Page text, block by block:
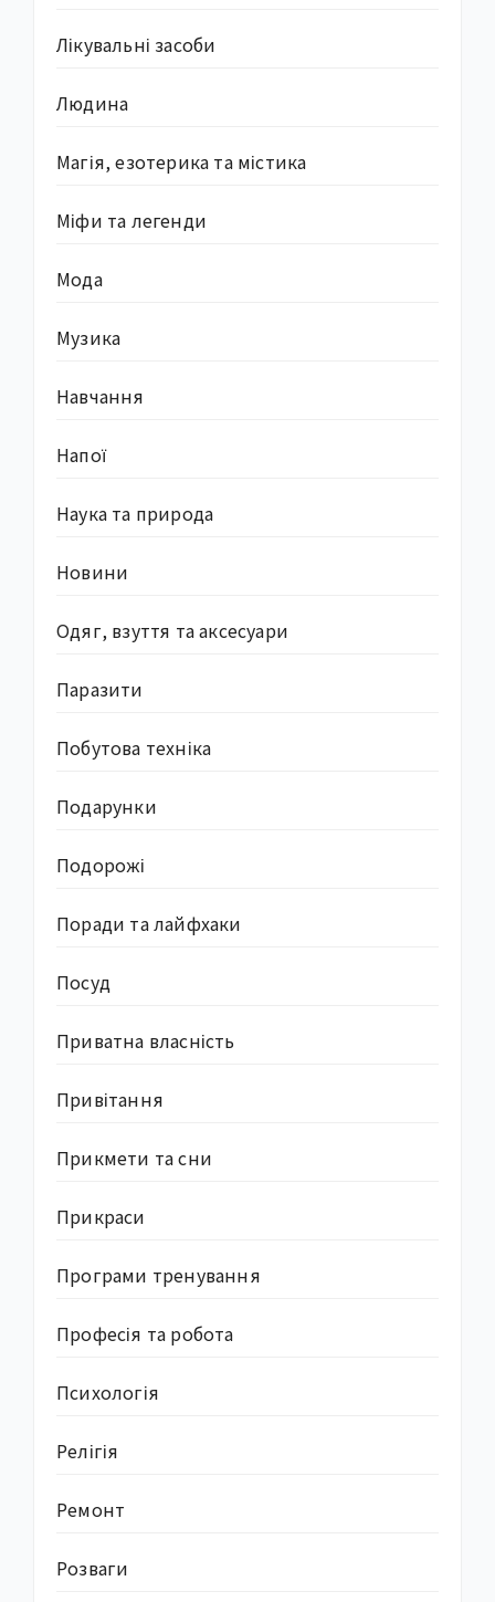
Лікувальні засоби
Людина
Магія, езотерика та містика
Міфи та легенди
Мода
Музика
Навчання
Напої
Наука та природа
Новини
Одяг, взуття та аксесуари
Паразити
Побутова техніка
Подарунки
Подорожі
Поради та лайфхаки
Посуд
Приватна власність
Привітання
Прикмети та сни
Прикраси
Програми тренування
Професія та робота
Психологія
Релігія
Ремонт
Розваги